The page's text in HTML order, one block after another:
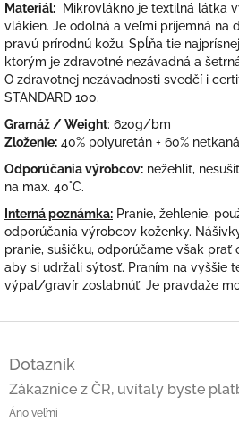
Materiál:
Mikrovlákno je textilná látka
vlákien. Je odolná a veľmi príjemná na
pravú prírodnú kožu. Spĺňa tie
ktorým je zdravotné nezávadná a
O zdravotnej nezávadnosti svedčí i
STANDARD 100.
Gramáž / Weight: 620g/bm
Zloženie: 40% polyuretán + 60%
Odporúčania výrobcov: nežehliť,
na max. 40°C.
Interná poznámka: Pranie, žehlenie,
odporúčania výrobcov koženky.
pranie, sušičku, odporúčame však prať
aby si udržali sýtosť. Praním na vyššie
výpal/gravír zoslabnúť. Je pravdaže
Dotazník
Zákaznice z ČR, uvítaly byste
Áno veľmi